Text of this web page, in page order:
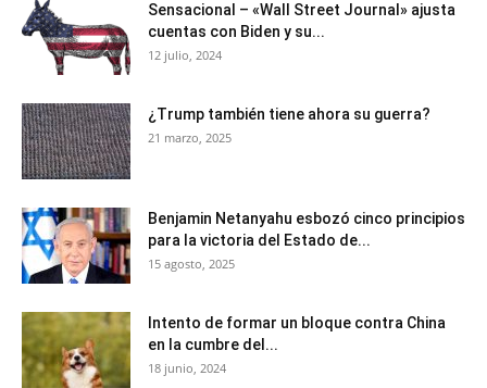
Sensacional – «Wall Street Journal» ajusta
cuentas con Biden y su...
12 julio, 2024
¿Trump también tiene ahora su guerra?
21 marzo, 2025
Benjamin Netanyahu esbozó cinco principios
para la victoria del Estado de...
15 agosto, 2025
Intento de formar un bloque contra China
en la cumbre del...
18 junio, 2024